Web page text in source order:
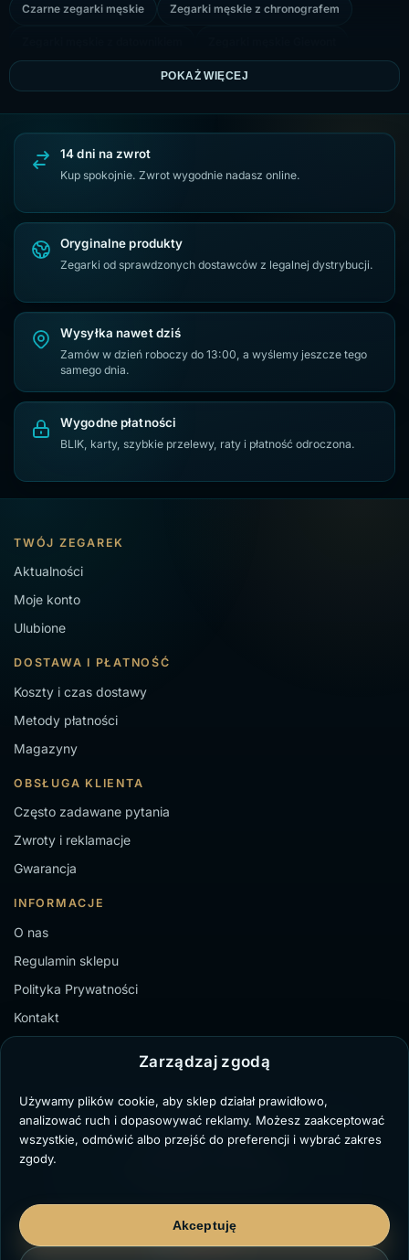
Zarządzaj zgodą
Używamy plików cookie, aby sklep działał prawidłowo,
analizować ruch i dopasowywać reklamy. Możesz zaakceptować
wszystkie, odmówić albo przejść do preferencji i wybrać zakres
zgody.
Akceptuję
Czarne zegarki męskie Zegarki męskie z chronografem
Zegarki męskie na złotej bransolecie Zegarki Casio VINTAGE
Zegarki Casio G-SHOCK Zegarki Citizen Eco-Drive
POKAŻ WIĘCEJ
14 dni na zwrot
Kup spokojnie. Zwrot wygodnie nadasz online.
Oryginalne produkty
Zegarki od sprawdzonych dostawców z legalnej dystrybucji.
Wysyłka nawet dziś
Zamów w dzień roboczy do 13:00, a wyślemy jeszcze tego
samego dnia.
Wygodne płatności
BLIK, karty, szybkie przelewy, raty i płatność odroczona.
TWÓJ ZEGAREK
Aktualności
Moje konto
Ulubione
DOSTAWA I PŁATNOŚĆ
Koszty i czas dostawy
Metody płatności
Magazyny
OBSŁUGA KLIENTA
Często zadawane pytania
Zwroty i reklamacje
Gwarancja
INFORMACJE
O nas
Regulamin sklepu
Polityka Prywatności
Kontakt
TZ Paweł Bochenek
NIP: 6431711329
Marii Dąbrowskiej 8/3,